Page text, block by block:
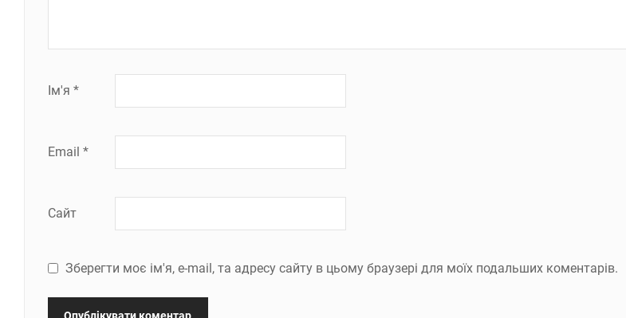
Ім'я *
Email *
Сайт
Зберегти моє ім'я, e-mail, та адресу сайту в цьому браузері для моїх подальших коментарів.